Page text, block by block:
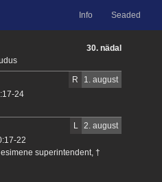
Info Seaded
30. nädal
R
1. august
24
L 2. august
22
superintendent, †